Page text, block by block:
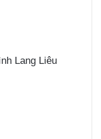
Lang Liêu